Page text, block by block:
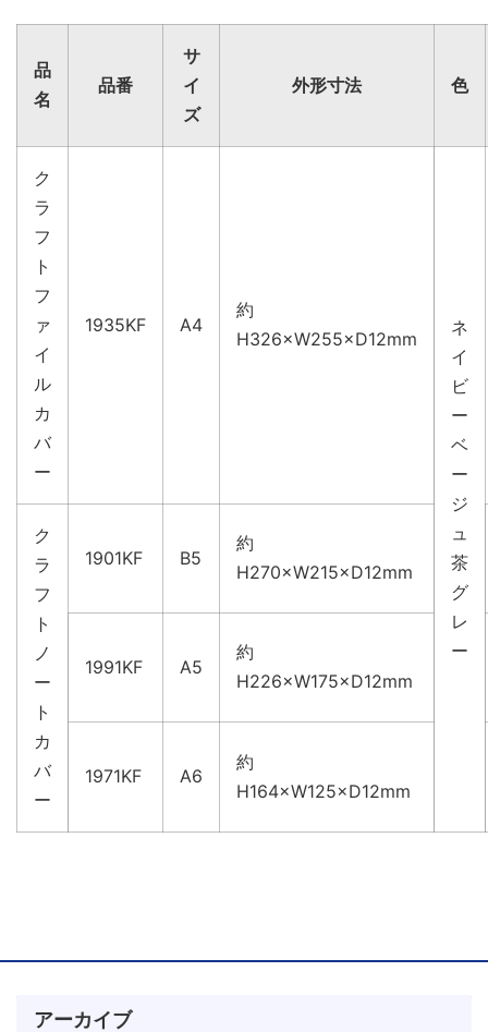
品
名
品番
サ
イ
ズ
外形寸法 色
ク
ラ
フ
ト
フ
ァ
イ
ル
カ
バ
ー
1935KF A4
約
H326×W255×D12mm
ネ
イ
ビ
ー
ベ
ー
ジ
ュ
茶
グ
レ
ー
ク
ラ
フ
ト
ノ
ー
ト
カ
バ
ー
1901KF B5
約
H270×W215×D12mm
1991KF A5
約
H226×W175×D12mm
1971KF A6
約
H164×W125×D12mm
アーカイブ